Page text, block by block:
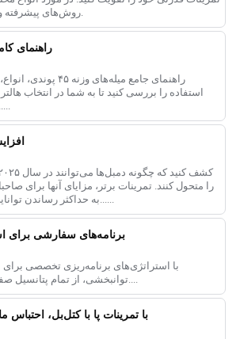
راهنمای کامل
راهنمای جامع میله‌های
استفاده را بررسی کنید تا به شما در انتخاب
را متحول کنند. تمرینات برتر، مزایای آنها برای
برنامه‌های سفارشی برای
با استراتژی‌های برنامه‌ریزی تخصصی
با تمرینات پا با کتل‌بل، احتباس